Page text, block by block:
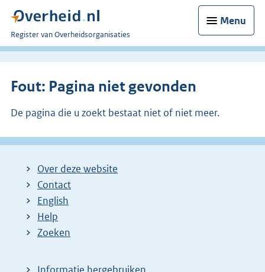
Menu
U
bent
Register van Overheidsorganisaties
Fout: Pagina niet gevonden
De pagina die u zoekt bestaat niet of niet meer.
Over deze website
Contact
English
Help
Zoeken